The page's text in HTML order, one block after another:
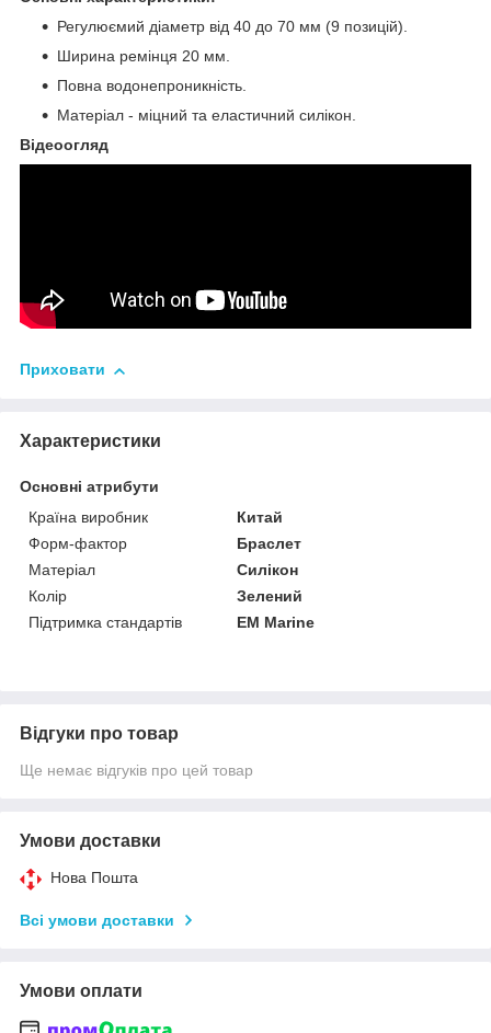
Регулюємий діаметр від 40 до 70 мм (9 позицій).
Ширина ремінця 20 мм.
Повна водонепроникність.
Матеріал - міцний та еластичний силікон.
Відеоогляд
Приховати
Характеристики
Основні атрибути
Країна виробник
Китай
Форм-фактор
Браслет
Матеріал
Силікон
Колір
Зелений
Підтримка стандартів
EM Marine
Відгуки про товар
Ще немає відгуків про цей товар
Умови доставки
Нова Пошта
Всі умови доставки
Умови оплати